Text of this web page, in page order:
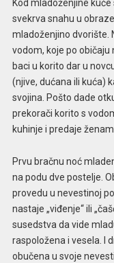
Kod mladoženjine
svekrva snahu u
mladoženjino dvorište.
vodom, koje po običaju
baci u korito dar u
(njive, dućana ili kuća)
svojina. Pošto dade
prekorači korito s
kuhinje i predaje
Prvu bračnu noć
na podu dve postelje.
provedu u nevestinoj
nastaje „viđenje“ ili
susedstva da vide
raspoložena i vesela. I
obučena u svoje